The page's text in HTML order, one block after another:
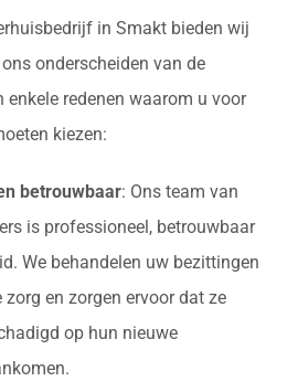
in Smakt bieden wij
onderscheiden van de
enkele redenen waarom u voor
kiezen:
betrouwbaar: Ons team van
is professioneel, betrouwbaar
We behandelen uw bezittingen
zorg en zorgen ervoor dat ze
op hun nieuwe